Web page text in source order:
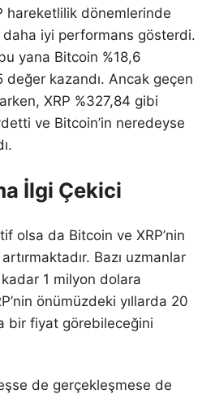
hareketlilik dönemlerinde
daha iyi performans gösterdi.
yana Bitcoin %18,6
değer kazandı. Ancak geçen
XRP %327,84 gibi
ve Bitcoin’in neredeyse
İlgi Çekici
olsa da Bitcoin ve XRP’nin
Bazı uzmanlar
kadar 1 milyon dolara
önümüzdeki yıllarda 20
bir fiyat görebileceğini
de gerçekleşmese de